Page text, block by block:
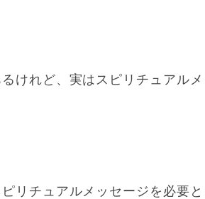
けれど、実はスピリチュアルメ
リチュアルメッセージを必要と